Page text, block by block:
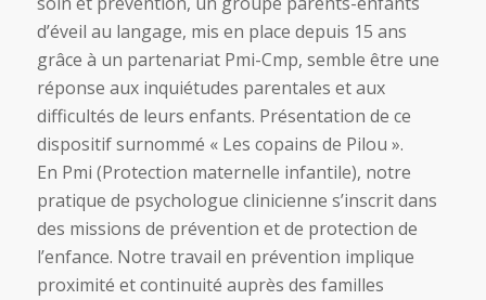
d’éveil au langage, mis en place depuis 15 ans
grâce à un partenariat Pmi-Cmp, semble être une
réponse aux inquiétudes parentales et aux
difficultés de leurs enfants. Présentation de ce
dispositif surnommé « Les copains de Pilou ».
En Pmi (Protection maternelle infantile), notre
pratique de psychologue clinicienne s’inscrit dans
des missions de prévention et de protection de
l’enfance. Notre travail en prévention implique
proximité et continuité auprès des familles